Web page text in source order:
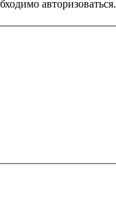
авторизоваться.